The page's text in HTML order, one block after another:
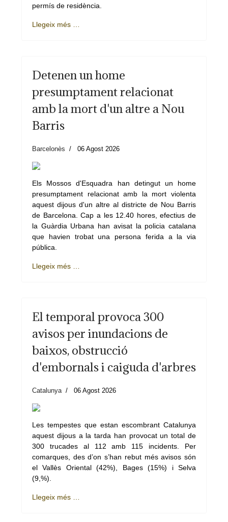
permís de residència.
Llegeix més …
Detenen un home
presumptament relacionat
amb la mort d'un altre a Nou
Barris
Barcelonès 06 Agost 2026
Els Mossos d'Esquadra han detingut un home
presumptament relacionat amb la mort violenta
aquest dijous d'un altre al districte de Nou Barris
de Barcelona. Cap a les 12.40 hores, efectius de
la Guàrdia Urbana han avisat la policia catalana
que havien trobat una persona ferida a la via
pública.
Llegeix més …
El temporal provoca 300
avisos per inundacions de
baixos, obstrucció
d'embornals i caiguda d'arbres
Catalunya 06 Agost 2026
Les tempestes que estan escombrant Catalunya
aquest dijous a la tarda han provocat un total de
300 trucades al 112 amb 115 incidents. Per
comarques, des d’on s’han rebut més avisos són
el Vallès Oriental (42%), Bages (15%) i Selva
(9,%).
Llegeix més …